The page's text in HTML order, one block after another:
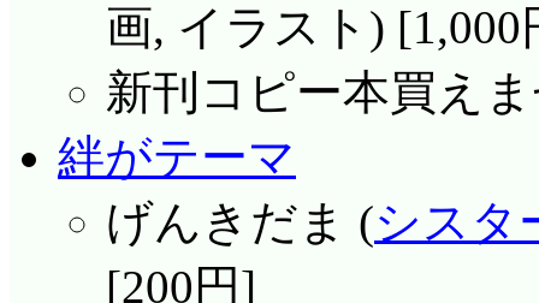
画, イラスト)
新刊コピー本買え
絆がテーマ
げんきだま (シスタ
[200円]